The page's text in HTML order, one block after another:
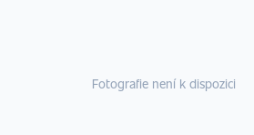
Fotografie není k dispozici